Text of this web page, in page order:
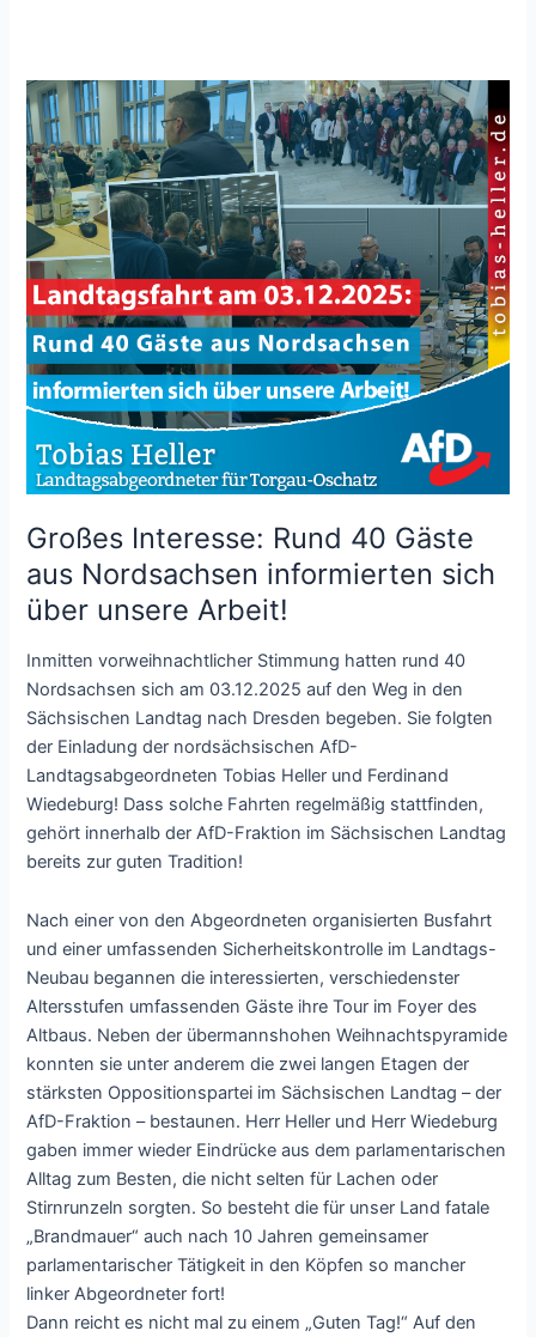
Großes Interesse: Rund 40 Gäste
aus Nordsachsen informierten sich
über unsere Arbeit!
Inmitten vorweihnachtlicher Stimmung hatten rund 40
Nordsachsen sich am 03.12.2025 auf den Weg in den
Sächsischen Landtag nach Dresden begeben. Sie folgten
der Einladung der nordsächsischen AfD-
Landtagsabgeordneten Tobias Heller und Ferdinand
Wiedeburg! Dass solche Fahrten regelmäßig stattfinden,
gehört innerhalb der AfD-Fraktion im Sächsischen Landtag
bereits zur guten Tradition!
Nach einer von den Abgeordneten organisierten Busfahrt
und einer umfassenden Sicherheitskontrolle im Landtags-
Neubau begannen die interessierten, verschiedenster
Altersstufen umfassenden Gäste ihre Tour im Foyer des
Altbaus. Neben der übermannshohen Weihnachtspyramide
konnten sie unter anderem die zwei langen Etagen der
stärksten Oppositionspartei im Sächsischen Landtag – der
AfD-Fraktion – bestaunen. Herr Heller und Herr Wiedeburg
gaben immer wieder Eindrücke aus dem parlamentarischen
Alltag zum Besten, die nicht selten für Lachen oder
Stirnrunzeln sorgten. So besteht die für unser Land fatale
„Brandmauer“ auch nach 10 Jahren gemeinsamer
parlamentarischer Tätigkeit in den Köpfen so mancher
linker Abgeordneter fort!
Dann reicht es nicht mal zu einem „Guten Tag!“ Auf den